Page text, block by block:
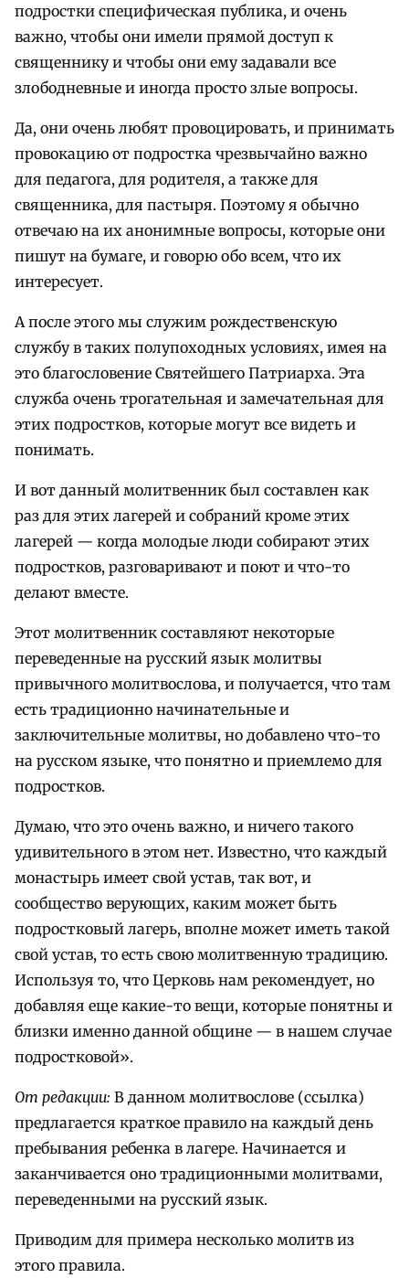
подростки специфическая публика, и очень
важно, чтобы они имели прямой доступ к
священнику и чтобы они ему задавали все
злободневные и иногда просто злые вопросы.
Да, они очень любят провоцировать, и принимать
провокацию от подростка чрезвычайно важно
для педагога, для родителя, а также для
священника, для пастыря. Поэтому я обычно
отвечаю на их анонимные вопросы, которые они
пишут на бумаге, и говорю обо всем, что их
интересует.
А после этого мы служим рождественскую
службу в таких полупоходных условиях, имея на
это благословение Святейшего Патриарха. Эта
служба очень трогательная и замечательная для
этих подростков, которые могут все видеть и
понимать.
И вот данный молитвенник был составлен как
раз для этих лагерей и собраний кроме этих
лагерей — когда молодые люди собирают этих
подростков, разговаривают и поют и что-то
делают вместе.
Этот молитвенник составляют некоторые
переведенные на русский язык молитвы
привычного молитвослова, и получается, что там
есть традиционно начинательные и
заключительные молитвы, но добавлено что-то
на русском языке, что понятно и приемлемо для
подростков.
Думаю, что это очень важно, и ничего такого
удивительного в этом нет. Известно, что каждый
монастырь имеет свой устав, так вот, и
сообщество верующих, каким может быть
подростковый лагерь, вполне может иметь такой
свой устав, то есть свою молитвенную традицию.
Используя то, что Церковь нам рекомендует, но
добавляя еще какие-то вещи, которые понятны и
близки именно данной общине — в нашем случае
подростковой».
От редакции: В данном молитвослове (ссылка)
предлагается краткое правило на каждый день
пребывания ребенка в лагере. Начинается и
заканчивается оно традиционными молитвами,
переведенными на русский язык.
Приводим для примера несколько молитв из
этого правила.